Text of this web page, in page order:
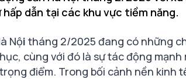
dẫn tại các khu vực tiềm năng.
Nội tháng 2/2025 đang có những
cùng với đó là sự tác động
điểm. Trong bối cảnh nền kinh